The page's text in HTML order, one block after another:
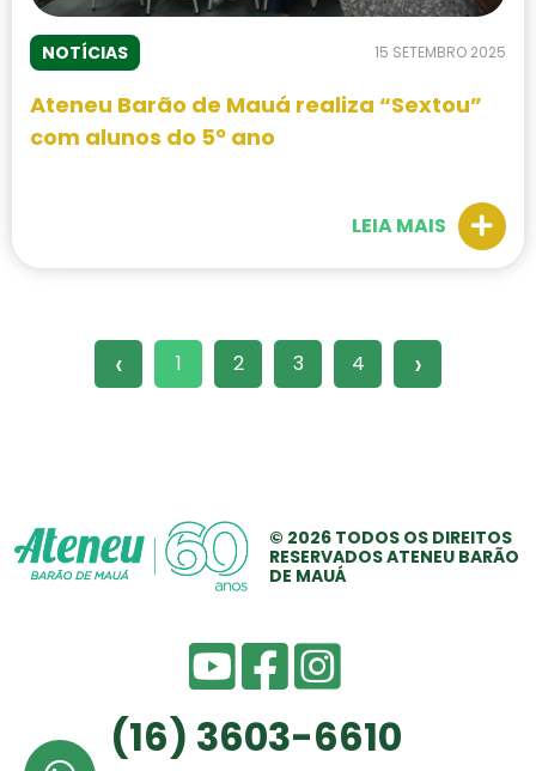
NOTÍCIAS 15 SETEMBRO 2025
Ateneu Barão de Mauá realiza “Sextou”
com alunos do 5º ano
LEIA MAIS
‹ 1 2 3 4 ›
© 2026 TODOS OS DIREITOS
RESERVADOSATENEU BARÃO
DE MAUÁ
(16) 3603-6610